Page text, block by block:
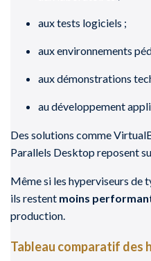
aux tests logiciels ;
aux environnements
aux démonstrations
au développement
Des solutions comme
Parallels Desktop reposent
Même si les hyperviseurs de
ils restent moins
production.
Tableau comparatif des